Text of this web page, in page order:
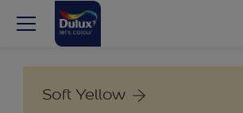
Soft Yellow